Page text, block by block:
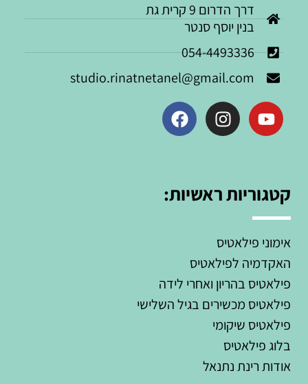
דרך הדרום 9 קרית גת
בנין יוסף סנטר
054-4493336
studio.rinatnetanel@gmail.com
קטגוריות ראשיות:
אימוני פילאטיס
האקדמיה לפילאטיס
פילאטיס בהריון ואחרי לידה
פילאטיס מכשירים בגיל השלישי
פילאטיס שיקומי​
בלוג פילאטיס
אודות רינת נתנאל